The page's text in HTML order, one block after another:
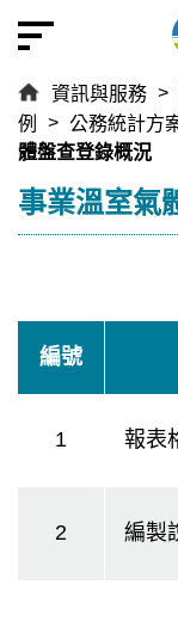
跳
到
要
內
容
區
資訊與服務
例
公務統計方
體盤查登錄概況
:::
事業溫室氣
編號
1 報表
2 編製